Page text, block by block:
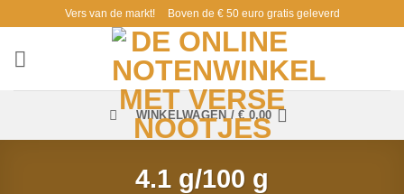
inhoud
Vers van de markt! Boven de € 50 euro gratis geleverd
WINKELWAGEN /€ 0,00
4.1 g/100 g